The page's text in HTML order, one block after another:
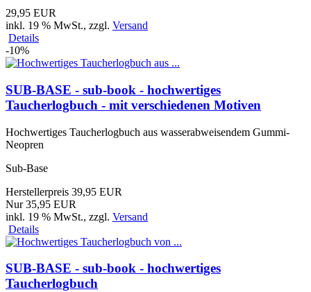
29,95 EUR
inkl. 19 % MwSt., zzgl. Versand
Details
-10%
SUB-BASE - sub-book - hochwertiges
Taucherlogbuch - mit verschiedenen Motiven
Hochwertiges Taucherlogbuch aus wasserabweisendem Gummi-
Neopren
Sub-Base
Herstellerpreis 39,95 EUR
Nur 35,95 EUR
inkl. 19 % MwSt., zzgl. Versand
Details
SUB-BASE - sub-book - hochwertiges
Taucherlogbuch